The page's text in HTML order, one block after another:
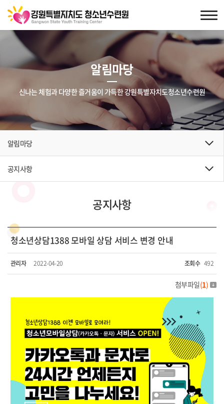
알림마당
신나는 체험과 다양한 즐거움이 가득한 강원특별자치도청소년수련원
알림마당
공지사항
공지사항
청소년상담1388 모바일 상담 서비스 변경 안내
관리자 2022-04-20 조회수 492
첨부파일(1)